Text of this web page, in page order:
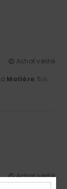
Achat vérifié
Matière: 5 /5
Achat vérifié
ou clés